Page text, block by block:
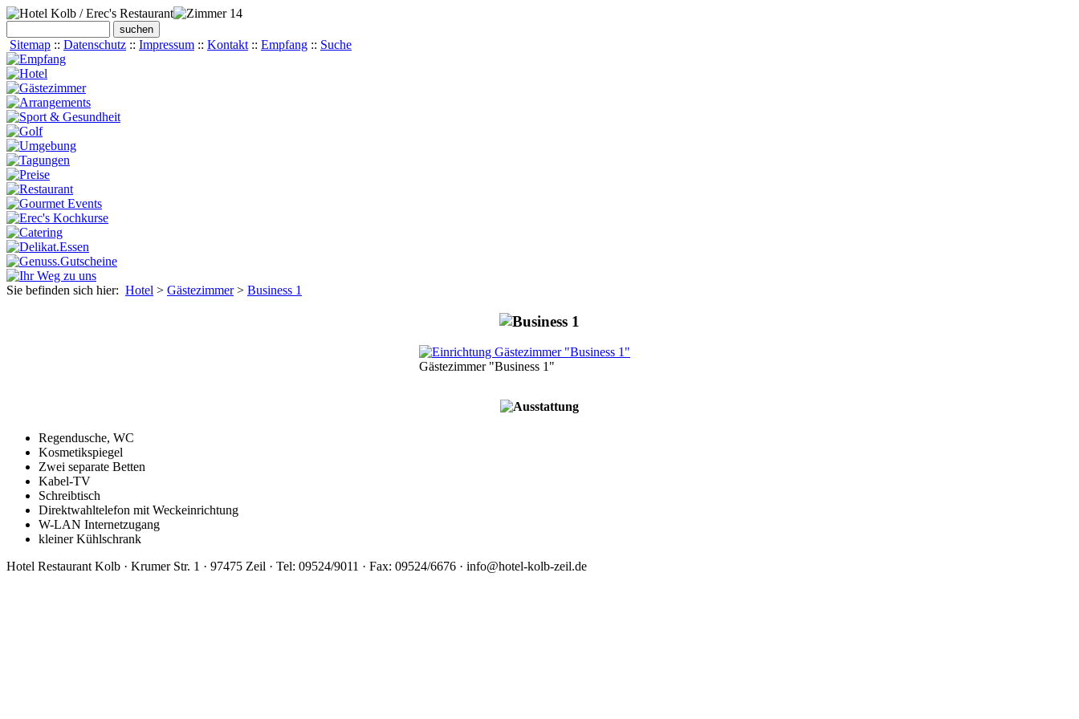
Sitemap :: Datenschutz :: Impressum :: Kontakt :: Empfang :: Suche
Sie befinden sich hier: Hotel > Gästezimmer> Business 1
Gästezimmer "Business 1"
Regendusche, WC
Kosmetikspiegel
Zwei separate Betten
Kabel-TV
Schreibtisch
Direktwahltelefon mit Weckeinrichtung
W-LAN Internetzugang
kleiner Kühlschrank
Hotel Restaurant Kolb · Krumer Str. 1 · 97475 Zeil · Tel: 09524/9011 · Fax: 09524/6676 · info@hotel-kolb-zeil.de